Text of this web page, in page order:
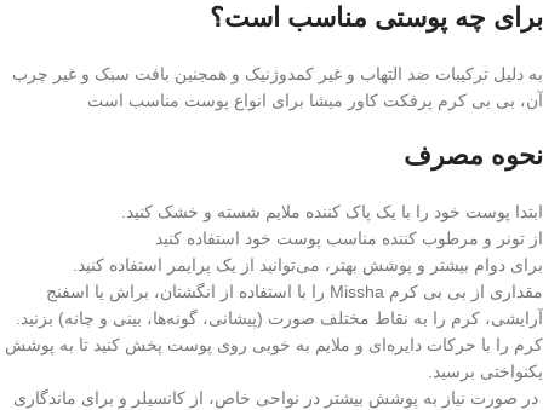
برای چه پوستی مناسب است؟
به دلیل ترکیبات ضد التهاب و غیر کمدوژنیک و همجنین بافت سبک و غیر چرب
آن، بی بی کرم پرفکت کاور میشا برای انواع پوست مناسب است
نحوه مصرف
ابتدا پوست خود را با یک پاک کننده ملایم شسته و خشک کنید.
از تونر و مرطوب کننده مناسب پوست خود استفاده کنید
برای دوام بیشتر و پوشش بهتر، می‌توانید از یک پرایمر استفاده کنید.
مقداری از بی بی کرم Missha را با استفاده از انگشتان، براش یا اسفنج
آرایشی، کرم را به نقاط مختلف صورت (پیشانی، گونه‌ها، بینی و چانه) بزنید.
کرم را با حرکات دایره‌ای و ملایم به خوبی روی پوست پخش کنید تا به پوشش
یکنواختی برسید.
در صورت نیاز به پوشش بیشتر در نواحی خاص، از کانسیلر و برای ماندگاری